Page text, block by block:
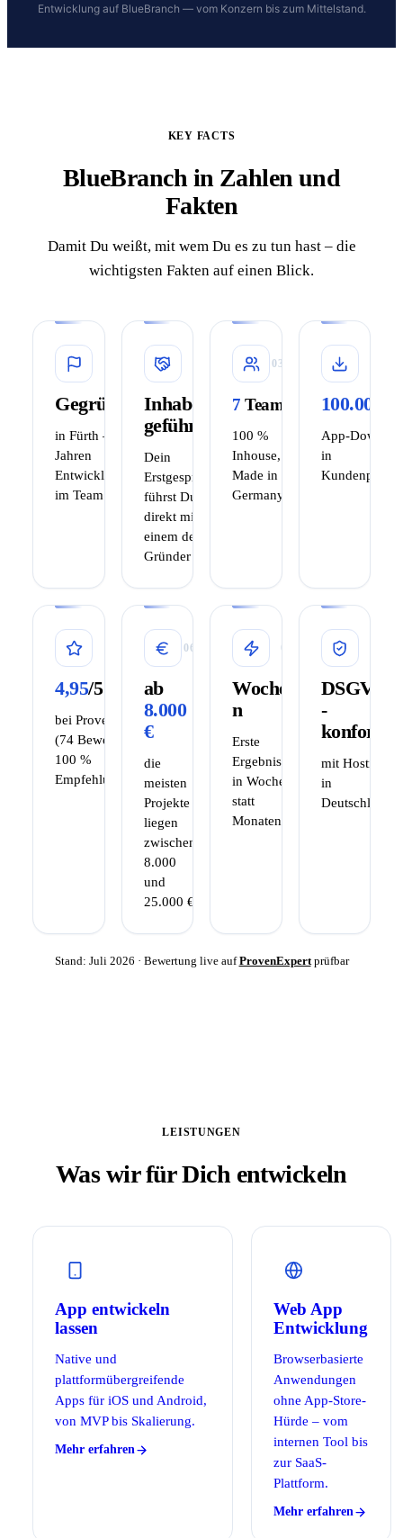
Entwicklung auf BlueBranch — vom Konzern bis zum Mittelstand.
KEY FACTS
BlueBranch in Zahlen und
Fakten
Damit Du weißt, mit wem Du es zu tun hast – die
wichtigsten Fakten auf einen Blick.
Gegründet2023
in Fürth – mit über 15
Jahren
Entwicklungserfahrung
im Team
Inhaber
geführt
Dein
Erstgespräch
führst Du
direkt mit
einem der
Gründer
03
7 Teammitglieder
100 %
Inhouse,
Made in
Germany
100.000+
App-
in
05
4,95/5
bei ProvenExpert
(74 Bewertungen,
100 %
Empfehlungsquote)
06
ab
8.000
€
die
meisten
Projekte
liegen
zwischen
8.000
und
25.000 €
07
Woche
n
Erste
Ergebnisse
in Wochen
statt
Monaten
DSGVO
-
konform
mit Hosting
in
Deutschland
Stand: Juli 2026 · Bewertung live aufProvenExpertprüfbar
LEISTUNGEN
Was wir für Dich entwickeln
App entwickeln
lassen
Native und
plattformübergreifende
Apps für iOS und Android,
von MVP bis Skalierung.
Mehr erfahren
Web App
Entwicklung
Browserbasierte
Anwendungen
ohne App-Store-
Hürde – vom
internen Tool bis
zur SaaS-
Plattform.
Mehr erfahren